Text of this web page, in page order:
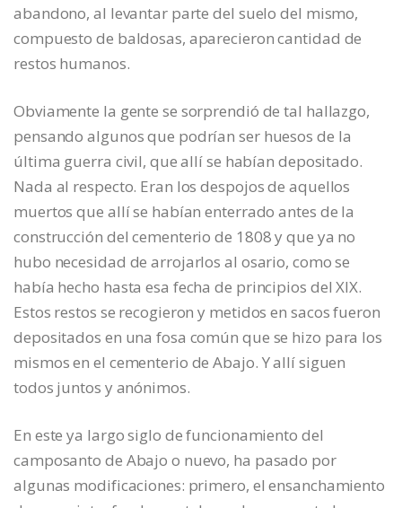
abandono, al levantar parte del suelo del mismo,
compuesto de baldosas, aparecieron cantidad de
restos humanos.
Obviamente la gente se sorprendió de tal hallazgo,
pensando algunos que podrían ser huesos de la
última guerra civil, que allí se habían depositado.
Nada al respecto. Eran los despojos de aquellos
muertos que allí se habían enterrado antes de la
construcción del cementerio de 1808 y que ya no
hubo necesidad de arrojarlos al osario, como se
había hecho hasta esa fecha de principios del XIX.
Estos restos se recogieron y metidos en sacos fueron
depositados en una fosa común que se hizo para los
mismos en el cementerio de Abajo. Y allí siguen
todos juntos y anónimos.
En este ya largo siglo de funcionamiento del
camposanto de Abajo o nuevo, ha pasado por
algunas modificaciones: primero, el ensanchamiento